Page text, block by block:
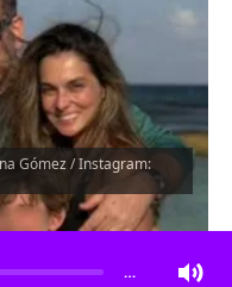
Gómez / Instagram:
…